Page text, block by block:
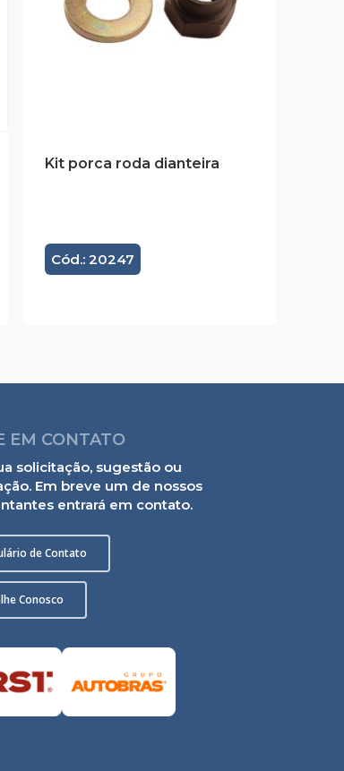
Kit porca roda dianteira
Cód.: 20247
EM CONTATO
solicitação, sugestão ou
Em breve um de nossos
entrará em contato.
de Contato
Conosco